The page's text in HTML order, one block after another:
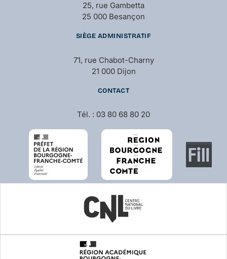
25, rue Gambetta
25 000 Besançon
SIÈGE ADMINISTRATIF
71, rue Chabot-Charny
21 000 Dijon
CONTACT
Tél. : 03 80 68 80 20